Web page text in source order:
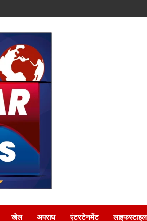
खेल अपराध एंटरटेनमेंट लाइफस्टाइल